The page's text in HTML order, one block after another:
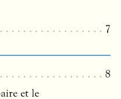
7
8
et le